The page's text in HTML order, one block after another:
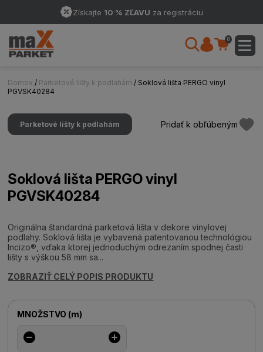
Získajte 10 % ZĽAVU za registráciu
0
Domov / Parketové lišty k podlahám / Soklová lišta PERGO vinyl
PGVSK40284
Parketové lišty k podlahám Pridať k obľúbeným
Soklová lišta PERGO vinyl
PGVSK40284
Originálna štandardná parketová lišta v dekore vinylovej
podlahy. Soklová lišta je vybavená patentovanou technológiou
Incizo®, vďaka ktorej jednoduchým odrezaním spodnej časti
lišty s výškou 58 mm sa...
ZOBRAZIŤ CELÝ POPIS PRODUKTU
MNOŽSTVO (m)